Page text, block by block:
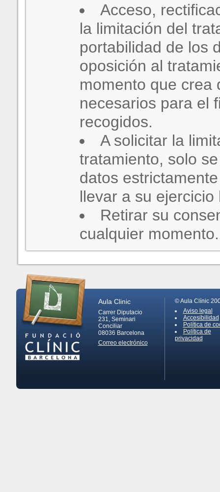
Acceso,
la limitación del
portabilidad de los
oposición al
momento que crea
necesarios para el
recogidos.
A solicitar la
tratamiento, solo
datos
llevar a su
Retirar su
cualquier momento.
Aula Clinic
Carrer Diputacio
231, Seminari
Conciliar
08036 Barcelona
Correo electrónico
© Aula Clínic
Aviso legal
Accesibilidad
Política de
Política de
privacidad